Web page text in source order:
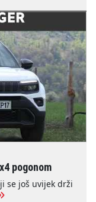
pogonom
se još uvijek drži